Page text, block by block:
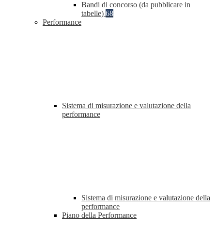
Bandi di concorso (da pubblicare in
tabelle) 68
Performance
Sistema di misurazione e valutazione della
performance
Sistema di misurazione e valutazione della
performance
Piano della Performance